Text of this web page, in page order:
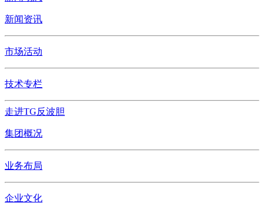
新闻资讯
市场活动
技术专栏
走进TG反波胆
集团概况
业务布局
企业文化